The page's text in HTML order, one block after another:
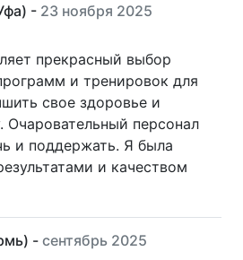
- 23 ноября 2025
прекрасный выбор
и тренировок для
свое здоровье и
персонал
и поддержать. Я была
и качеством
- сентябрь 2025